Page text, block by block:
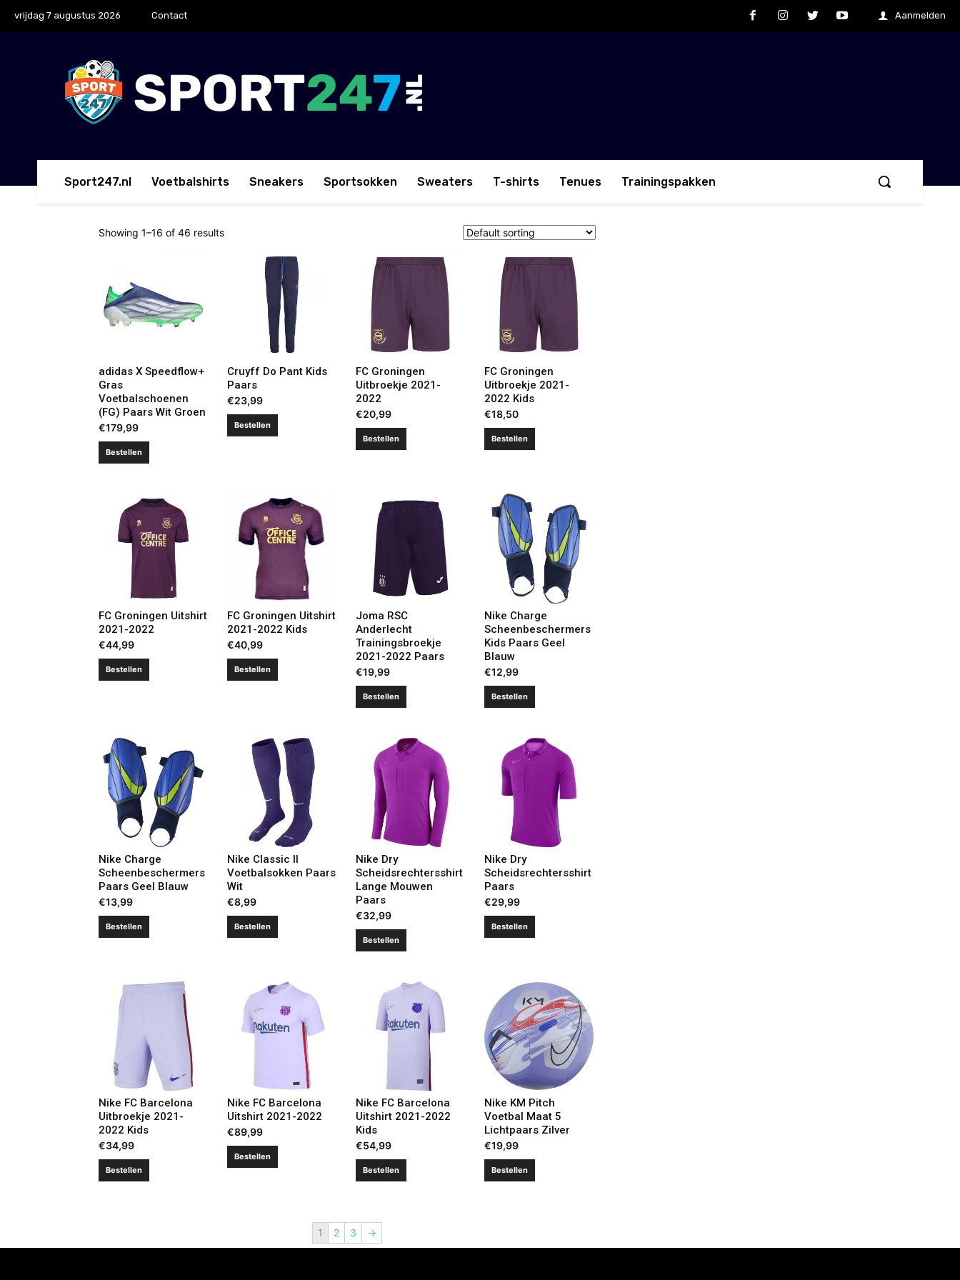
vrijdag 7 augustus 2026 Contact Aanmelden
Sport247.nl Voetbalshirts Sneakers Sportsokken Sweaters T-shirts Tenues Trainingspakken
Showing 1–16 of 46 results
adidas X Speedflow+
Gras
Voetbalschoenen
(FG) Paars Wit Groen
€179,99
Bestellen
Cruyff Do Pant Kids
Paars
€23,99
Bestellen
FC Groningen
Uitbroekje 2021-
2022
€20,99
Bestellen
FC Groningen
Uitbroekje 2021-
2022 Kids
€18,50
Bestellen
FC Groningen Uitshirt
2021-2022
€44,99
Bestellen
FC Groningen Uitshirt
2021-2022 Kids
€40,99
Bestellen
Joma RSC
Anderlecht
Trainingsbroekje
2021-2022 Paars
€19,99
Bestellen
Nike Charge
Scheenbeschermers
Kids Paars Geel
Blauw
€12,99
Bestellen
Nike Charge
Scheenbeschermers
Paars Geel Blauw
€13,99
Bestellen
Nike Classic II
Voetbalsokken Paars
Wit
€8,99
Bestellen
Nike Dry
Scheidsrechtersshirt
Lange Mouwen
Paars
€32,99
Bestellen
Nike Dry
Scheidsrechtersshirt
Paars
€29,99
Bestellen
Nike FC Barcelona
Uitbroekje 2021-
2022 Kids
€34,99
Bestellen
Nike FC Barcelona
Uitshirt 2021-2022
€89,99
Bestellen
Nike FC Barcelona
Uitshirt 2021-2022
Kids
€54,99
Bestellen
Nike KM Pitch
Voetbal Maat 5
Lichtpaars Zilver
€19,99
Bestellen
1 2 3 →